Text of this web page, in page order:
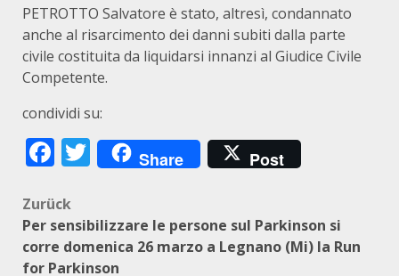
PETROTTO Salvatore è stato, altresì, condannato
anche al risarcimento dei danni subiti dalla parte
civile costituita da liquidarsi innanzi al Giudice Civile
Competente.
condividi su:
Facebook
Twitter
Share Post
Beitragsnavigation
Zurück
Per sensibilizzare le persone sul Parkinson si
corre domenica 26 marzo a Legnano (Mi) la Run
for Parkinson